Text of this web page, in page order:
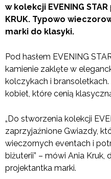
w kolekcji EVENING
KRUK. Typowo
marki do klasyki.
Pod hasłem EVENING
kamienie zaklęte w
kolczykach i bransoletkach.
kobiet, które cenią
„Do stworzenia kolekcji
zaprzyjaźnione Gwiazdy,
wieczornych eventach i
biżuterii” – mówi Ania Kruk,
projektantka marki.